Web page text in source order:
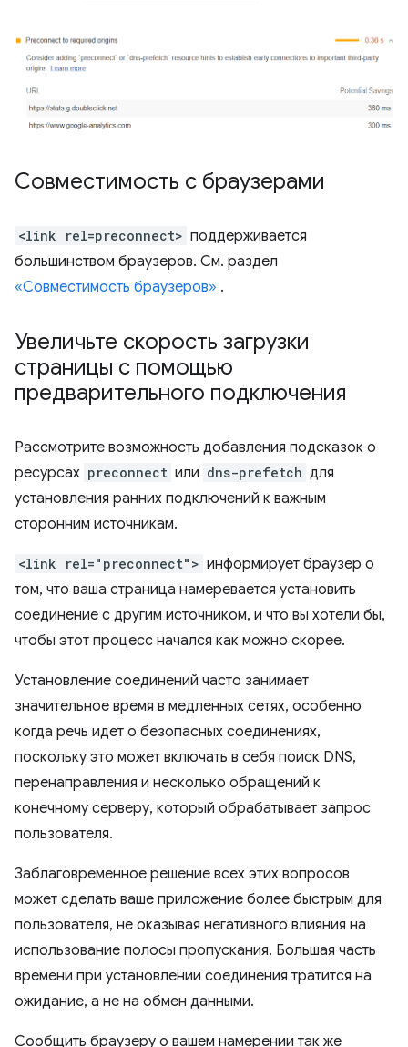
Совместимость с браузерами
<link rel=preconnect> поддерживается
большинством браузеров. См. раздел
«Совместимость браузеров» .
Увеличьте скорость загрузки
страницы с помощью
предварительного подключения
Рассмотрите возможность добавления подсказок о
ресурсах preconnect или dns-prefetch для
установления ранних подключений к важным
сторонним источникам.
<link rel="preconnect"> информирует браузер о
том, что ваша страница намеревается установить
соединение с другим источником, и что вы хотели бы,
чтобы этот процесс начался как можно скорее.
Установление соединений часто занимает
значительное время в медленных сетях, особенно
когда речь идет о безопасных соединениях,
поскольку это может включать в себя поиск DNS,
перенаправления и несколько обращений к
конечному серверу, который обрабатывает запрос
пользователя.
Заблаговременное решение всех этих вопросов
может сделать ваше приложение более быстрым для
пользователя, не оказывая негативного влияния на
использование полосы пропускания. Большая часть
времени при установлении соединения тратится на
ожидание, а не на обмен данными.
Сообщить браузеру о вашем намерении так же